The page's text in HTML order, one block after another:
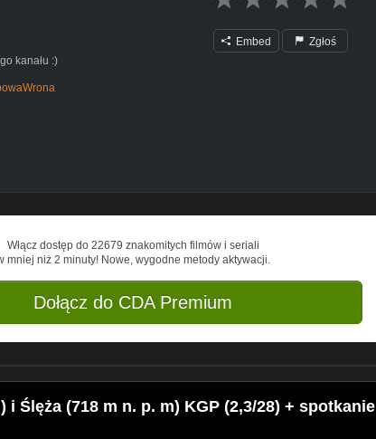
kanału :)
Embed Zgłoś
Włącz dostęp do 22679 znakomitych filmów i seriali
mniej niż 2 minuty! Nowe, wygodne metody aktywacji.
Dołącz do CDA Premium
Ślęża (718 m n. p. m) KGP (2,3/28) + spotkanie